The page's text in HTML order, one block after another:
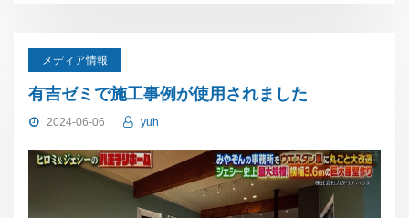
メディア情報
有吉ゼミで施工事例が使用されました
2024-06-06 yuh